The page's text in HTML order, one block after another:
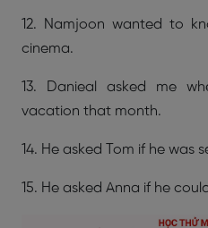
12. Namjoon wanted to
cinema.
13. Danieal asked me
vacation that month.
14. He asked Tom if he was
15. He asked Anna if he